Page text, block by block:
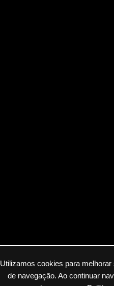
Utilizamos cookies para melhorar
de navegação. Ao continuar